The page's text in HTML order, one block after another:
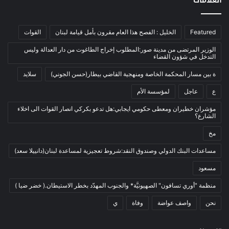
بيئة
ثقافة
(1٬227)
أدب وشعر
بروفايل
تربية وتعليم
(73)
فلسفة
فنون
(213)
في مثل هذا اليوم
Featured الخليل : الفصح هذا العام مقرون بأمل قيامة لبنان القوات
الوزير المرتضى من مدينة صور:المطلوب إخراج الطاغوت من دار العدالة وليس
التدخل في شؤون القضاء
ة بين مسار المحكمة الخاصة ومنهجية القاضي بيطار(حسن الجوني) سلايد
ع عاجل لمؤسسة الأم
مؤشران خطيران ومعطى حكومي ايجابي:هل تدعو بكركي انصار القوات الى اخلاء
الشارع؟
مخ
مساعدات البنك الدولي وصندوق النقد:شروط تعجيزية لمساعدة لبنان(دانييلا سعد)
مسعود
منظمة "أوري تسافون" الصهيونيَّة* والجنوب المهدّد بخطر الاستيطان.( خضر ضيا )
نحن واصف عواضة وفاة ي